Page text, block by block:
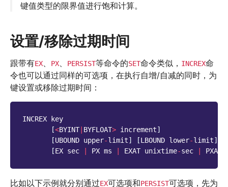
键值类型的限界值进行饱和计算。
设置/移除过期时间
跟带有EX、 PX、 PERSIST等命令的SET命令类似， INCREX命
令也可以通过同样的可选项，在执行自增/自减的同时，为
键设置或移除过期时间：
INCREX
key
[<BYINT| BYFLOAT> increment]
[UBOUND upper-limit] [LBOUND lower-limit]
[EX sec PX ms EXAT unixtime-sec PXAT
比如以下示例就分别通过EX可选项和PERSIST可选项，先为